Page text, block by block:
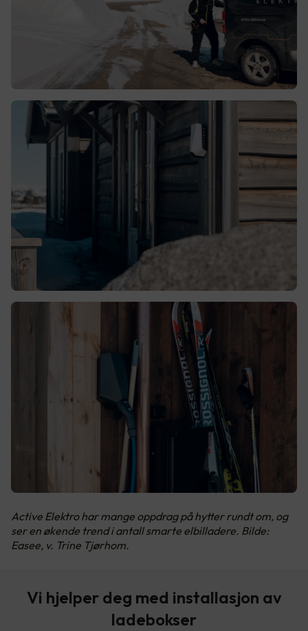
Active Elektro har mange oppdrag på hytter rundt om, og
ser en økende trend i antall smarte elbilladere. Bilde:
Easee, v. Trine Tjørhom.
Vi hjelper deg med installasjon av
ladebokser